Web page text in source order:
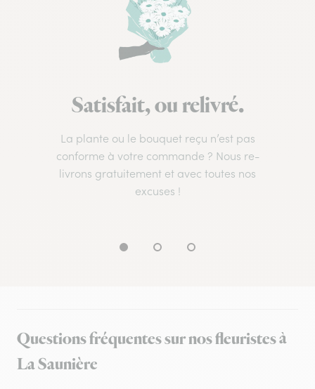
Satisfait, ou relivré.
La plante ou le bouquet reçu n’est pas
conforme à votre commande ? Nous re-
livrons gratuitement et avec toutes nos
excuses !
Questions fréquentes sur nos fleuristes à
La Saunière